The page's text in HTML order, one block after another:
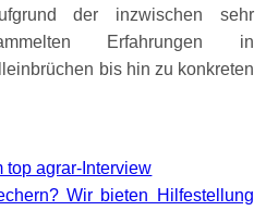
der inzwischen sehr
Erfahrungen in
bis hin zu konkreten
top agrar-Interview
Wir bieten Hilfestellung